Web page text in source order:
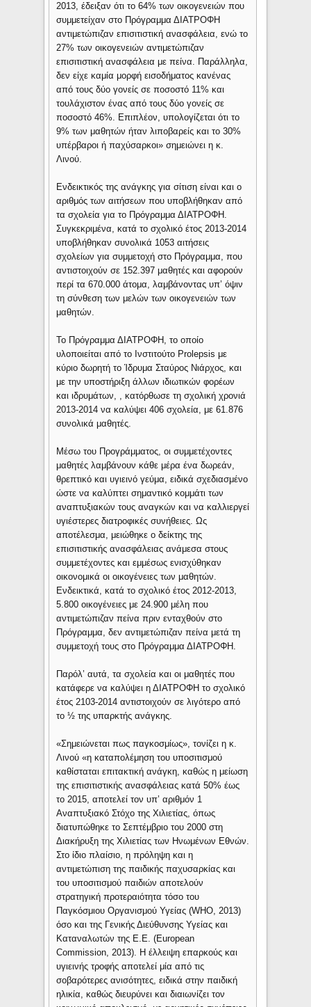
2013, έδειξαν ότι το 64% των οικογενειών που
συμμετείχαν στο Πρόγραμμα ΔΙΑΤΡΟΦΗ
αντιμετώπιζαν επισιτιστική ανασφάλεια, ενώ το
27% των οικογενειών αντιμετώπιζαν
επισιτιστική ανασφάλεια με πείνα. Παράλληλα,
δεν είχε καμία μορφή εισοδήματος κανένας
από τους δύο γονείς σε ποσοστό 11% και
τουλάχιστον ένας από τους δύο γονείς σε
ποσοστό 46%. Επιπλέον, υπολογίζεται ότι το
9% των μαθητών ήταν λιποβαρείς και το 30%
υπέρβαροι ή παχύσαρκοι» σημειώνει η κ.
Λινού.
Ενδεικτικός της ανάγκης για σίτιση είναι και ο
αριθμός των αιτήσεων που υποβλήθηκαν από
τα σχολεία για το Πρόγραμμα ΔΙΑΤΡΟΦΗ.
Συγκεκριμένα, κατά το σχολικό έτος 2013-2014
υποβλήθηκαν συνολικά 1053 αιτήσεις
σχολείων για συμμετοχή στο Πρόγραμμα, που
αντιστοιχούν σε 152.397 μαθητές και αφορούν
περί τα 670.000 άτομα, λαμβάνοντας υπ’ όψιν
τη σύνθεση των μελών των οικογενειών των
μαθητών.
Το Πρόγραμμα ΔΙΑΤΡΟΦΗ, το οποίο
υλοποιείται από το Ινστιτούτο Prolepsis με
κύριο δωρητή το Ίδρυμα Σταύρος Νιάρχος, και
με την υποστήριξη άλλων ιδιωτικών φορέων
και ιδρυμάτων, , κατόρθωσε τη σχολική χρονιά
2013-2014 να καλύψει 406 σχολεία, με 61.876
συνολικά μαθητές.
Μέσω του Προγράμματος, οι συμμετέχοντες
μαθητές λαμβάνουν κάθε μέρα ένα δωρεάν,
θρεπτικό και υγιεινό γεύμα, ειδικά σχεδιασμένο
ώστε να καλύπτει σημαντικό κομμάτι των
αναπτυξιακών τους αναγκών και να καλλιεργεί
υγιέστερες διατροφικές συνήθειες. Ως
αποτέλεσμα, μειώθηκε ο δείκτης της
επισιτιστικής ανασφάλειας ανάμεσα στους
συμμετέχοντες και εμμέσως ενισχύθηκαν
οικονομικά οι οικογένειες των μαθητών.
Ενδεικτικά, κατά το σχολικό έτος 2012-2013,
5.800 οικογένειες με 24.900 μέλη που
αντιμετώπιζαν πείνα πριν ενταχθούν στο
Πρόγραμμα, δεν αντιμετώπιζαν πείνα μετά τη
συμμετοχή τους στο Πρόγραμμα ΔΙΑΤΡΟΦΗ.
Παρόλ’ αυτά, τα σχολεία και οι μαθητές που
κατάφερε να καλύψει η ΔΙΑΤΡΟΦΗ το σχολικό
έτος 2103-2014 αντιστοιχούν σε λιγότερο από
το ½ της υπαρκτής ανάγκης.
«Σημειώνεται πως παγκοσμίως», τονίζει η κ.
Λινού «η καταπολέμηση του υποσιτισμού
καθίσταται επιτακτική ανάγκη, καθώς η μείωση
της επισιτιστικής ανασφάλειας κατά 50% έως
το 2015, αποτελεί τον υπ’ αριθμόν 1
Αναπτυξιακό Στόχο της Χιλιετίας, όπως
διατυπώθηκε το Σεπτέμβριο του 2000 στη
Διακήρυξη της Χιλιετίας των Ηνωμένων Εθνών.
Στο ίδιο πλαίσιο, η πρόληψη και η
αντιμετώπιση της παιδικής παχυσαρκίας και
του υποσιτισμού παιδιών αποτελούν
στρατηγική προτεραιότητα τόσο του
Παγκόσμιου Οργανισμού Υγείας (WHO, 2013)
όσο και της Γενικής Διεύθυνσης Υγείας και
Καταναλωτών της Ε.Ε. (European
Commission, 2013). Η έλλειψη επαρκούς και
υγιεινής τροφής αποτελεί μία από τις
σοβαρότερες ανισότητες, ειδικά στην παιδική
ηλικία, καθώς διευρύνει και διαιωνίζει τον